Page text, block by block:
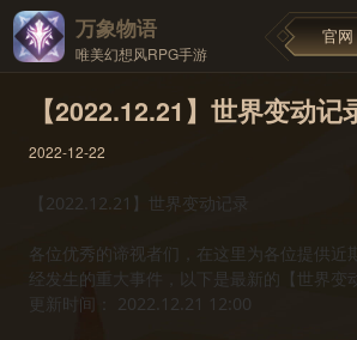
万象物语
唯美幻想风RPG手游
官网
【2022.12.21】世界变动记
2022-12-22
【2022.12.21】世界变动记录
各位优秀的谛视者们，在这里为各位提供近
经发生的重大事件，以下是最新的【世界变
更新时间： 2022.12.21 12:00